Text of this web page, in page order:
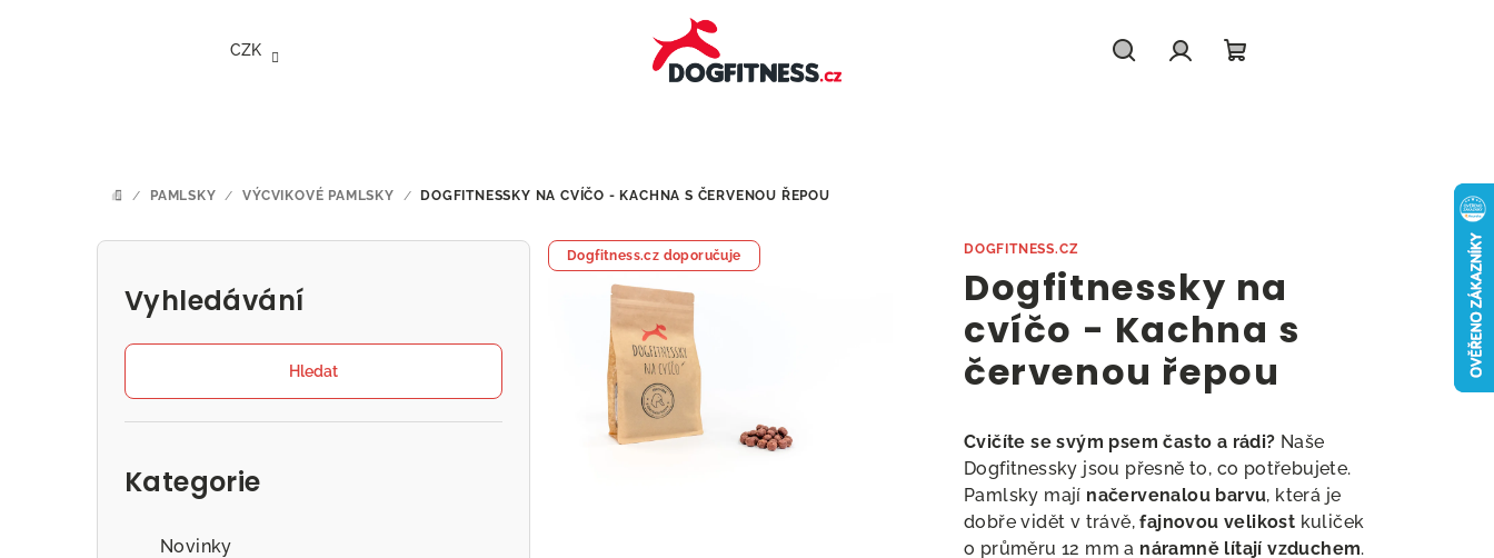
CZK
DOMŮ
/ PAMLSKY / VÝCVIKOVÉ PAMLSKY / DOGFITNESSKY NA CVÍČO - KACHNA S ČERVENOU ŘEPOU
P
Vyhledávání
Hledat
Kategorie
Novinky
DOGFITNESS.CZ
Dogfitnessky na
cvíčo - Kachna s
červenou řepou
Cvičíte se svým psem často a rádi? Naše
Dogfitnessky jsou přesně to, co potřebujete.
Pamlsky mají načervenalou barvu, která je
dobře vidět v trávě,fajnovou velikost kuliček
o průměru 12 mm a náramně lítají vzduchem.
Dogfitness.cz doporučuje